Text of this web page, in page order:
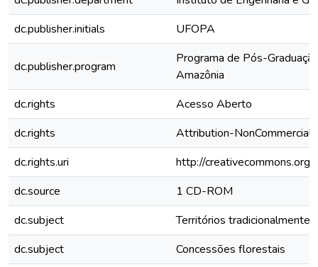
dc.publisher.initials
UFOPA
dc.publisher.program
Programa de Pós-
Amazônia
dc.rights
Acesso Aberto
dc.rights
Attribution-
dc.rights.uri
http://
dc.source
1 CD-ROM
dc.subject
Territórios tradicionalmente
dc.subject
Concessões florestais